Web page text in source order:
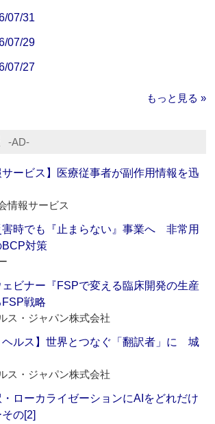
07/31
07/29
07/27
もっと見る »
‐AD‐
サービス】医療従事者が副作用情報を迅
情報サービス
害時でも『止まらない』事業へ 非常用
対策
ェビナー『FSPで変える臨床開発の生産
戦略
ス・ジャパン株式会社
ヘルス】世界とつなぐ「翻訳者」に 城
ス・ジャパン株式会社
ローカライゼーションにAIをどれだけ
の[2]